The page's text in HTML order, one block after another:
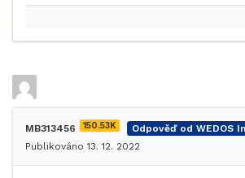
MB313456 150.53K
Odpověď od WEDOS
Publikováno 13. 12. 2022